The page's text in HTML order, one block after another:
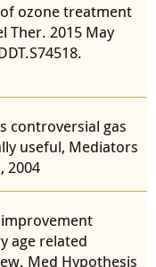
ozone treatment
Ther. 2015 May
controversial gas
useful, Mediators
2004
improvement
age related
Med Hypothesis